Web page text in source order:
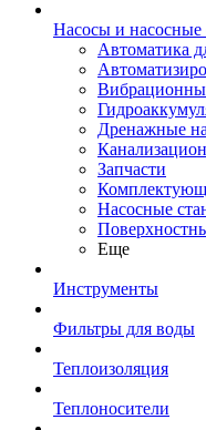
Насосы и насосные
Автоматика
Дренажные
Запчасти
Насосные
Еще
Инструменты
Фильтры для воды
Теплоизоляция
Теплоносители